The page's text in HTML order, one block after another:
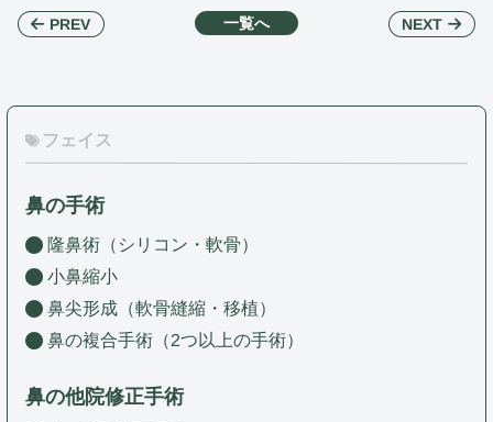
PREV 一覧へ NEXT
フェイス
鼻の手術
隆鼻術（シリコン・軟骨）
小鼻縮小
鼻尖形成（軟骨縫縮・移植）
鼻の複合手術（2つ以上の手術）
鼻の他院修正手術